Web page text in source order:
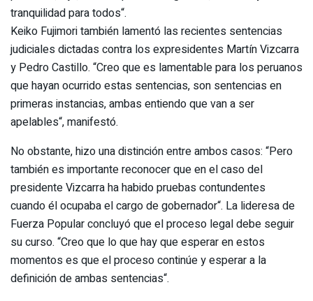
tranquilidad para todos“.
Keiko Fujimori también lamentó las recientes sentencias
judiciales dictadas contra los expresidentes Martín Vizcarra
y Pedro Castillo. “Creo que es lamentable para los peruanos
que hayan ocurrido estas sentencias, son sentencias en
primeras instancias, ambas entiendo que van a ser
apelables“, manifestó.
No obstante, hizo una distinción entre ambos casos: “Pero
también es importante reconocer que en el caso del
presidente Vizcarra ha habido pruebas contundentes
cuando él ocupaba el cargo de gobernador“. La lideresa de
Fuerza Popular concluyó que el proceso legal debe seguir
su curso. “Creo que lo que hay que esperar en estos
momentos es que el proceso continúe y esperar a la
definición de ambas sentencias“.